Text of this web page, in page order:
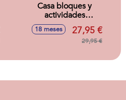
Casa bloques y
actividades
infantiles con luces
y sonidos
23x22x22cm
18 meses 27,95 €
29,95 €